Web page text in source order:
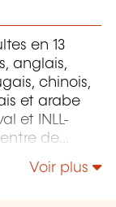
en 13
anglais,
chinois,
et arabe
et INLL-
de
Voir plus